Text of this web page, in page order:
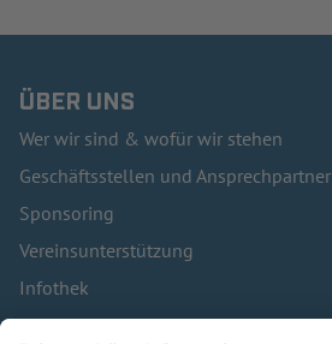
ÜBER UNS
Wer wir sind & wofür wir stehen
Geschäftsstellen und Ansprechpartner
Sponsoring
Vereinsunterstützung
Infothek
Kontakt